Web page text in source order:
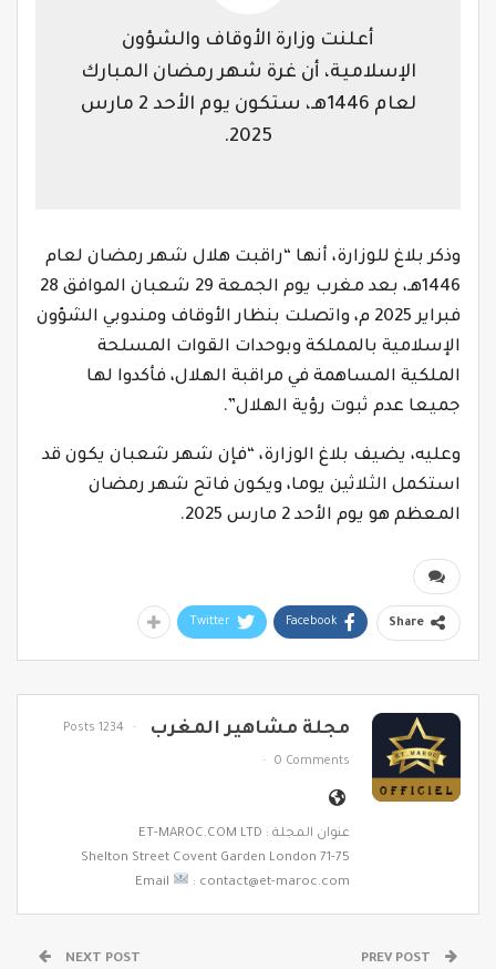
أعلنت وزارة الأوقاف والشؤون
الإسلامية، أن غرة شهر رمضان المبارك
لعام 1446هـ، ستكون يوم الأحد 2 مارس
2025.
وذكر بلاغ للوزارة، أنها “راقبت هلال شهر رمضان لعام
1446هـ، بعد مغرب يوم الجمعة 29 شعبان الموافق 28
فبراير 2025 م، واتصلت بنظار الأوقاف ومندوبي الشؤون
الإسلامية بالمملكة وبوحدات القوات المسلحة
الملكية المساهمة في مراقبة الهلال، فأكدوا لها
جميعا عدم ثبوت رؤية الهلال”.
وعليه، يضيف بلاغ الوزارة، “فإن شهر شعبان يكون قد
استكمل الثلاثين يوما، ويكون فاتح شهر رمضان
المعظم هو يوم الأحد 2 مارس 2025.
Share
Facebook
Twitter
مجلة مشاهير المغرب 1234 Posts
0 Comments
عنوان المجلة : ET-MAROC.COM LTD
71-75 Shelton Street Covent Garden London
Email
: contact@et-maroc.com
NEXT POST